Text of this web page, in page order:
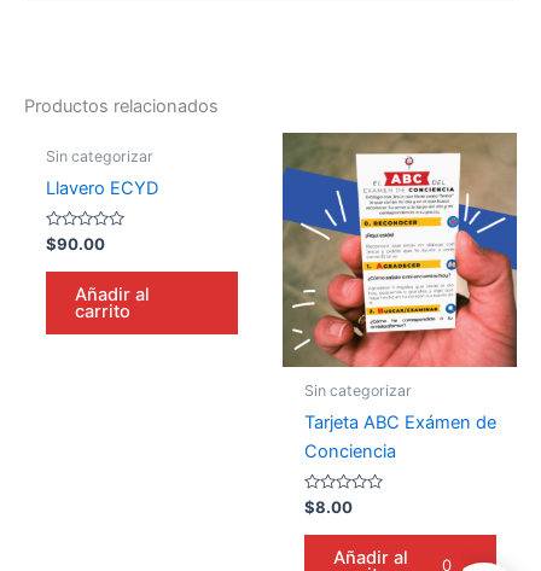
Productos relacionados
Sin categorizar
Llavero ECYD
Valorado
en
0
$90.00
Añadir al
carrito
Sin categorizar
Tarjeta ABC Exámen de
Conciencia
Valorado
en
0
$8.00
Añadir al 0